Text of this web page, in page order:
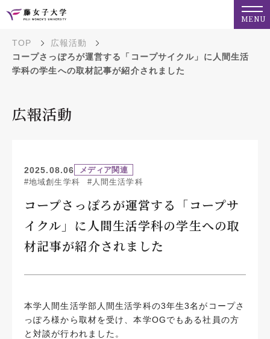
MENU
TOP
広報活動
コープさっぽろが運営する「コープサイクル」に人間生活
学科の学生への取材記事が紹介されました
広報活動
2025.08.06
メディア関連
#地域創生学科
#人間生活学科
コープさっぽろが運営する「コープサ
イクル」に人間生活学科の学生への取
材記事が紹介されました
本学人間生活学部人間生活学科の3年生3名がコープさ
っぽろ様から取材を受け、本学OGでもある社員の方
と対談が行われました。